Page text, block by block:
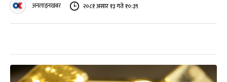
अनलाइनखबर २०८१ असार १३ गते १०:३९